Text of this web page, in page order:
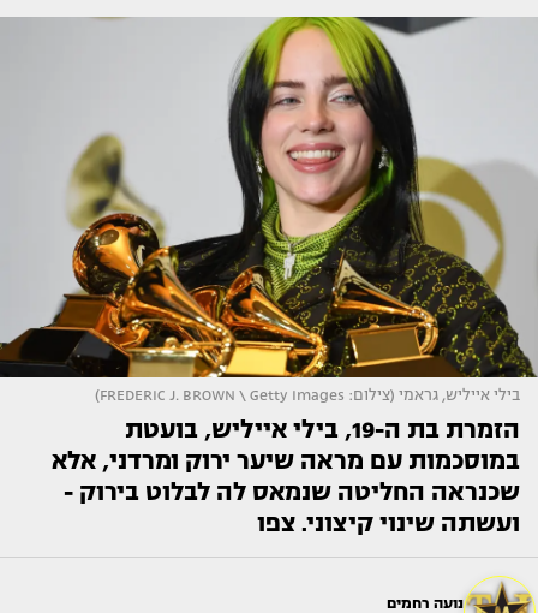
בילי אייליש, גראמי (צילום: FREDERIC J. BROWN \ Getty Images)
הזמרת בת ה-19, בילי אייליש, בועטת
במוסכמות עם מראה שיער ירוק ומרדני, אלא
שכנראה החליטה שנמאס לה לבלוט בירוק -
ועשתה שינוי קיצוני. צפו
נועה רחמים